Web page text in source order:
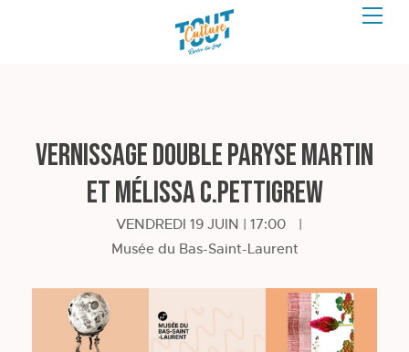
Vernissage double Paryse Martin
et mélissa C.Pettigrew
VENDREDI 19 JUIN | 17:00
|
Musée du Bas-Saint-Laurent